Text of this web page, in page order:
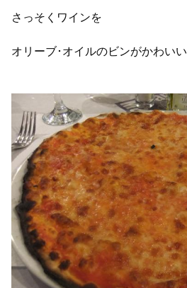
さっそくワインを
オリーブ･オイルのビンがかわいい